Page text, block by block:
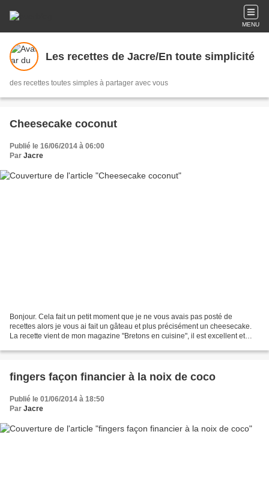
MENU
Les recettes de Jacre/En toute simplicité
des recettes toutes simples à partager avec vous
Cheesecake coconut
Publié le 16/06/2014 à 06:00
Par Jacre
Bonjour. Cela fait un petit moment que je ne vous avais pas posté de
recettes alors je vous ai fait un gâteau et plus précisément un cheesecake.
La recette vient de mon magazine "Bretons en cuisine", il est excellent et
fingers façon financier à la noix de coco
Publié le 01/06/2014 à 18:50
Par Jacre